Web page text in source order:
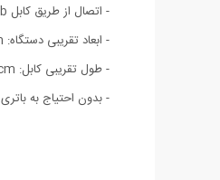
- اتصال از طریق کابل usb به کامپیوتر
- ابعاد تقریبی دستگاه: 14x5cm
- طول تقریبی کابل: 93cm
- بدون احتیاج به باتری